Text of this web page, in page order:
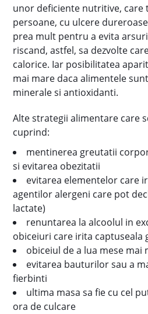
unor deficiente nutritive, care
persoane, cu ulcere
prea mult pentru a evita
riscand, astfel, sa dezvolte
calorice. Iar posibilitatea
mai mare daca alimentele
minerale si antioxidanti.
Alte strategii alimentare care
cuprind:
mentinerea greutatii
si evitarea obezitatii
evitarea elementelor care
agentilor alergeni care pot
lactate)
renuntarea la alcoolul in
obiceiuri care irita captuseala
obiceiul de a lua mese mai
evitarea bauturilor sau a
fierbinti
ultima masa sa fie cu cel
ora de culcare